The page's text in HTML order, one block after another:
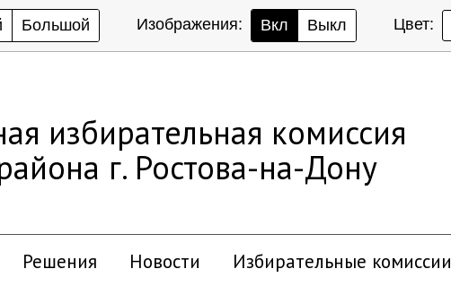
Большой Изображения: Вкл Выкл Цвет:
избирательная комиссия
г. Ростова-на-Дону
Решения Новости Избирательные комиссии